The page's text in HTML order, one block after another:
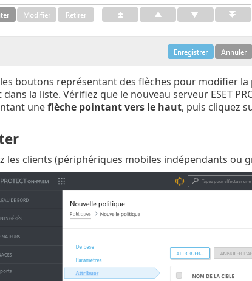
boutons représentant des flèches pour modifier la
la liste. Vérifiez que le nouveau serveur ESET
uneflèche pointant vers le haut, puis cliquez
les clients (périphériques mobiles indépendants ou